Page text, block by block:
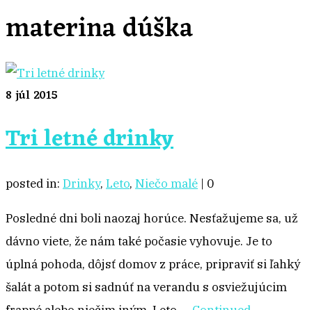
materina dúška
8 júl 2015
Tri letné drinky
posted in: Drinky, Leto, Niečo malé | 0
Posledné dni boli naozaj horúce. Nesťažujeme sa, už
dávno viete, že nám také počasie vyhovuje. Je to
úplná pohoda, dôjsť domov z práce, pripraviť si ľahký
šalát a potom si sadnúť na verandu s osviežujúcim